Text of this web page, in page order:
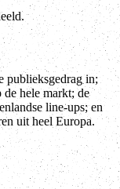
publieksgedrag in;
hele markt; de
line-ups; en
uit heel Europa.